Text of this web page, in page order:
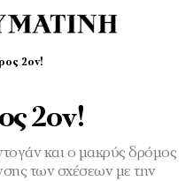
2ον!
2ον!
και ο μακρύς δρόμος
των σχέσεων με την